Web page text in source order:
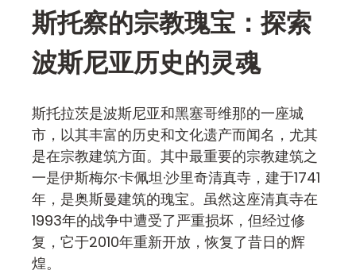
斯托察的宗教瑰宝：探索
波斯尼亚历史的灵魂
斯托拉茨是波斯尼亚和黑塞哥维那的一座城
市，以其丰富的历史和文化遗产而闻名，尤其
是在宗教建筑方面。其中最重要的宗教建筑之
一是伊斯梅尔·卡佩坦·沙里奇清真寺，建于1741
年，是奥斯曼建筑的瑰宝。虽然这座清真寺在
1993年的战争中遭受了严重损坏，但经过修
复，它于2010年重新开放，恢复了昔日的辉
煌。